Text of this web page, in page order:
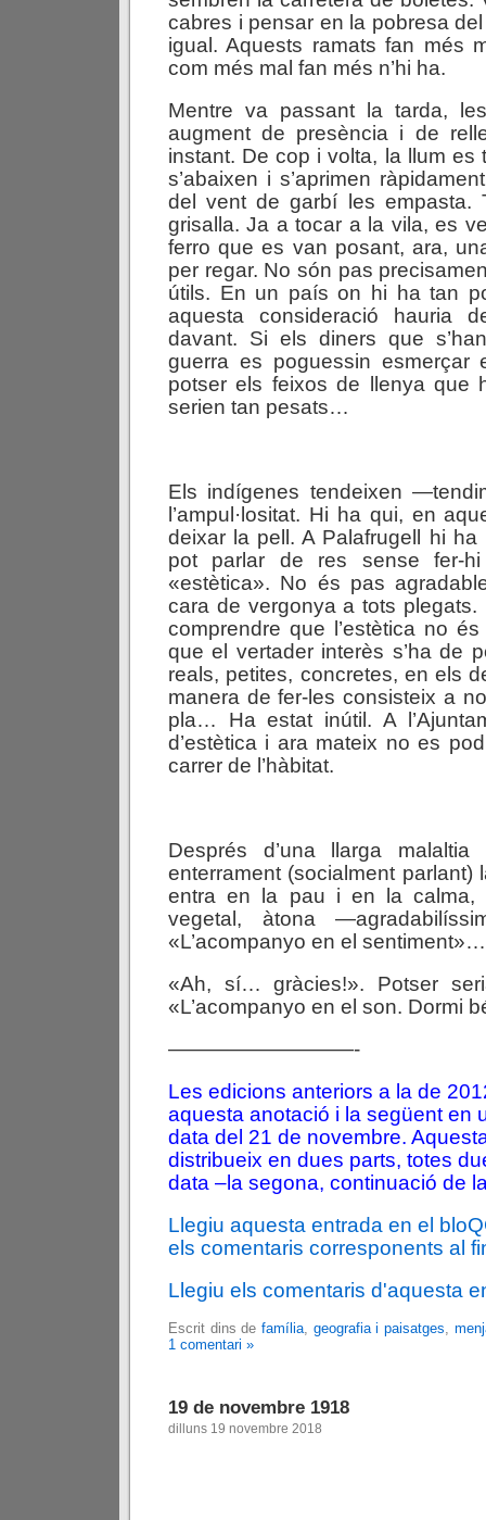
cabres i pensar en la pobresa
igual. Aquests ramats fan més
com més mal fan més n’hi ha.
Mentre va passant la tarda,
augment de presència i de
instant. De cop i volta, la llum es
s’abaixen i s’aprimen
del vent de garbí les empasta.
grisalla. Ja a tocar a la vila, es
ferro que es van posant, ara,
per regar. No són pas
útils. En un país on hi ha tan
aquesta consideració hauria
davant. Si els diners que
guerra es poguessin esmerçar
potser els feixos de llenya que
serien tan pesats…
Els indígenes tendeixen
l’ampul·lositat. Hi ha qui, en
deixar la pell. A Palafrugell hi
pot parlar de res sense fer-
«estètica». No és pas
cara de vergonya a tots plegats.
comprendre que l’estètica no
que el vertader interès s’ha de
reals, petites, concretes, en els
manera de fer-les consisteix a no
pla… Ha estat inútil. A
d’estètica i ara mateix no es
carrer de l’hàbitat.
Després d’una llarga malaltia
enterrament (socialment parlant)
entra en la pau i en la calma,
vegetal, àtona
«L’acompanyo en el sentiment»…
«Ah, sí… gràcies!». Potser
«L’acompanyo en el son. Dormi
—————————-
Les edicions anteriors a la de
aquesta anotació i la següent en
data del 21 de novembre.
distribueix en dues parts, totes
data –la segona, continuació de
Llegiu aquesta entrada en el
els comentaris corresponents al
Llegiu els comentaris d'aquesta
Escrit dins de família, geografia i paisatges,
1 comentari »
19 de novembre 1918
dilluns 19 novembre 2018